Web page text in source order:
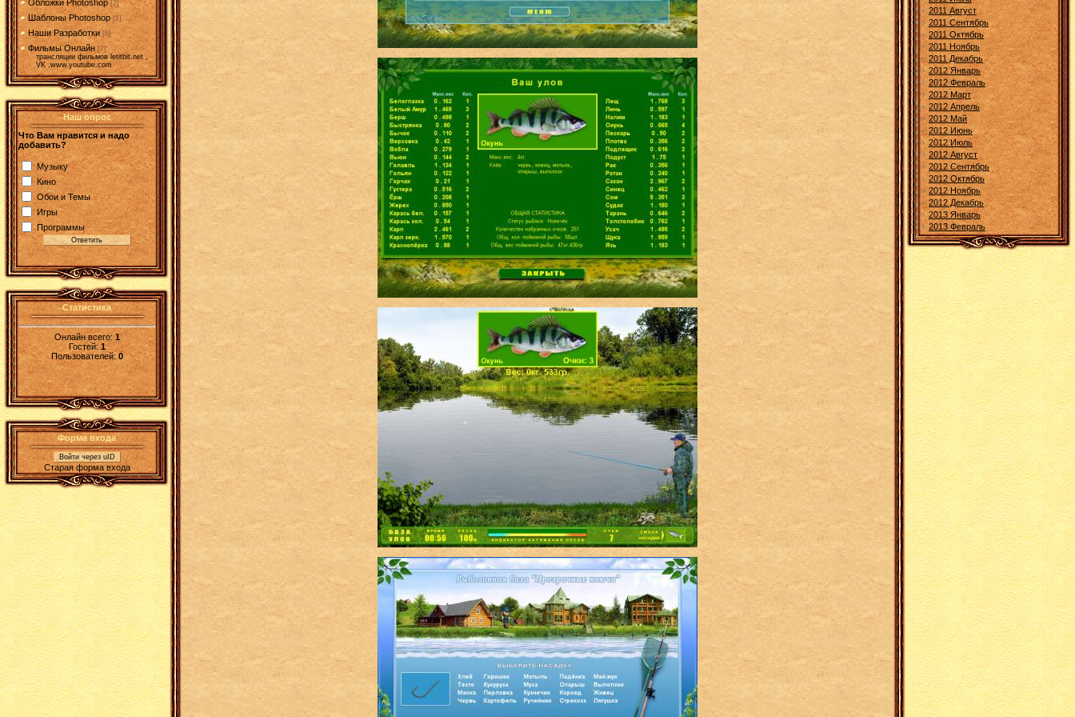
Обложки Photoshop [2]
Шаблоны Photoshop [1]
Наши Разработки [6]
Фильмы Онлайн [7]
трансляции фильмов letitbit.net ,
VK ,www.youtube.com
Наш опрос
Что Вам нравится и надо
добавить?
Музыку
Кино
Обои и Темы
Игры
Программы
Статистика
Онлайн всего:1
Гостей:1
Пользователей: 0
Форма входа
Войти через uID
Старая форма входа
2011 Август
2011 Сентябрь
2011 Октябрь
2011 Ноябрь
2011 Декабрь
2012 Январь
2012 Февраль
2012 Март
2012 Апрель
2012 Май
2012 Июнь
2012 Июль
2012 Август
2012 Сентябрь
2012 Октябрь
2012 Ноябрь
2012 Декабрь
2013 Январь
2013 Февраль